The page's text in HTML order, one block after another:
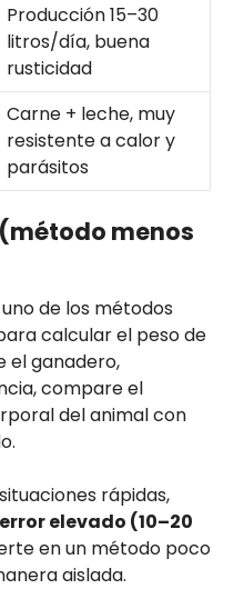
Producción 15–30
litros/día, buena
rusticidad
Carne + leche, muy
resistente a calor y
parásitos
menos
de los métodos
calcular el peso de
el ganadero,
compare el
del animal con
rápidas,
elevado (10–20
en un método poco
aislada.